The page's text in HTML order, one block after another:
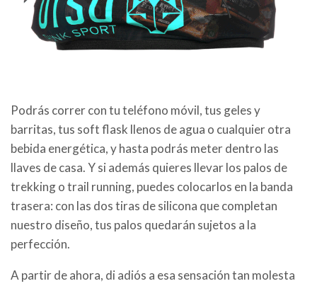
Podrás correr con tu teléfono móvil, tus geles y
barritas, tus soft flask llenos de agua o cualquier otra
bebida energética, y hasta podrás meter dentro las
llaves de casa. Y si además quieres llevar los palos de
trekking o trail running, puedes colocarlos en la banda
trasera: con las dos tiras de silicona que completan
nuestro diseño, tus palos quedarán sujetos a la
perfección.
A partir de ahora, di adiós a esa sensación tan molesta